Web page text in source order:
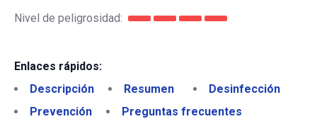
Nivel de peligrosidad:
Enlaces rápidos:
Descripción
Resumen
Desinfección
Prevención
Preguntas frecuentes